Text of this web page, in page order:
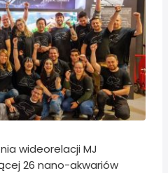
wideorelacji MJ
26 nano-akwariów